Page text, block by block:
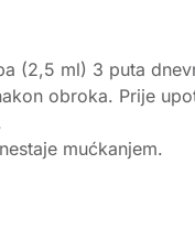
(2,5 ml) 3 puta
obroka. Prije
mućkanjem.